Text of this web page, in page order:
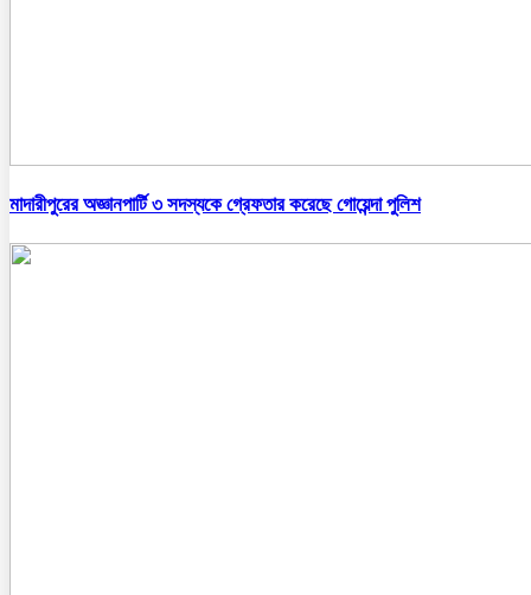
মাদারীপুরের অজ্ঞানপার্টি ৩ সদস্যকে গ্রেফতার করেছে গোয়েন্দা পুলিশ